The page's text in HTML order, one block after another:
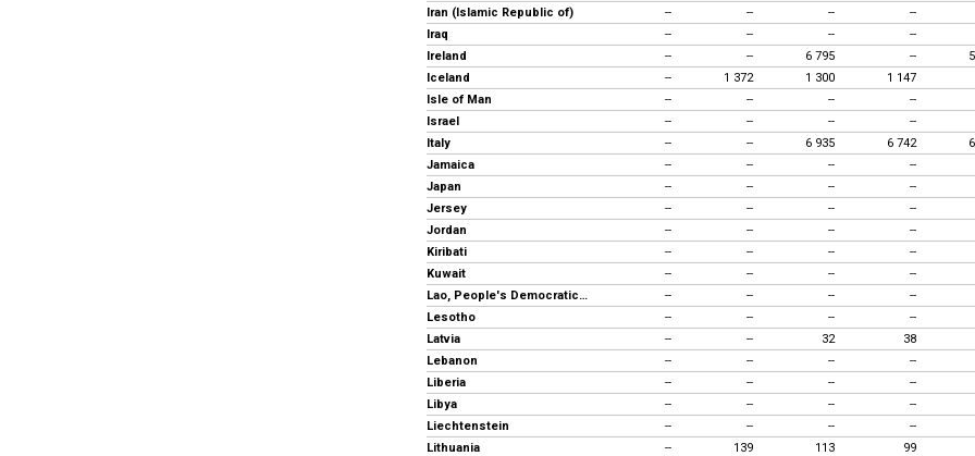
Iran (Islamic Republic of)
-- -- -- --
Iraq
-- -- -- --
Ireland
-- -- 6 795 --
Iceland
-- 1 372 1 300 1 147
Isle of Man
-- -- -- --
Israel
-- -- -- --
Italy
-- -- 6 935 6 742
Jamaica
-- -- -- --
Japan
-- -- -- --
Jersey
-- -- -- --
Jordan
-- -- -- --
Kiribati
-- -- -- --
Kuwait
-- -- -- --
Lao, People's Democratic Republic
-- -- -- --
Lesotho
-- -- -- --
Latvia
-- -- 32 38
Lebanon
-- -- -- --
Liberia
-- -- -- --
Libya
-- -- -- --
Liechtenstein
-- -- -- --
Lithuania
-- 139 113 99